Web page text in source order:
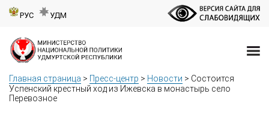
РУС УДМ
Главная страница > Пресс-центр > Новости > Состоится
Успенский крестный ход из Ижевска в монастырь село
Перевозное